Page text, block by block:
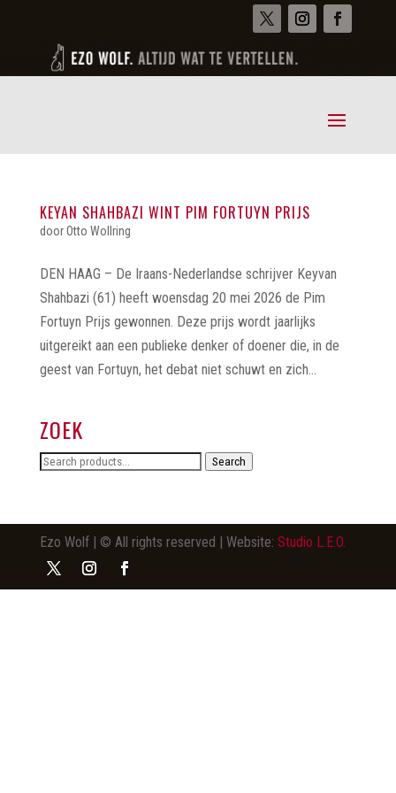
KEYAN SHAHBAZI WINT PIM FORTUYN PRIJS
doorOtto Wollring
DEN HAAG – De Iraans-Nederlandse schrijver Keyvan
Shahbazi (61) heeft woensdag 20 mei 2026 de Pim
Fortuyn Prijs gewonnen. Deze prijs wordt jaarlijks
uitgereikt aan een publieke denker of doener die, in de
geest van Fortuyn, het debat niet schuwt en zich...
ZOEK
Search
Search
Ezo Wolf | © All rights reserved | Website: Studio L.E.O.